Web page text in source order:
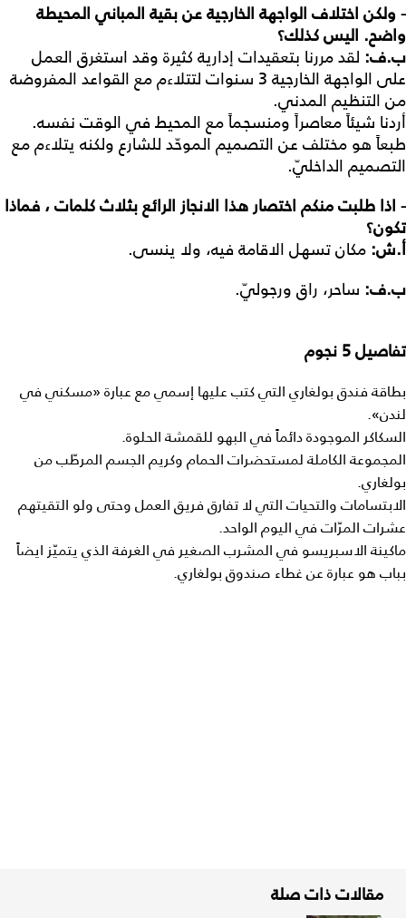
- ولكن اختلاف الواجهة الخارجية عن بقية المباني المحيطة
واضح. اليس كذلك؟
ب.ف: لقد مررنا بتعقيدات إدارية كثيرة وقد استغرق العمل
على الواجهة الخارجية 3 سنوات لتتلاءم مع القواعد المفروضة
من التنظيم المدني.
أردنا شيئاً معاصراً ومنسجماً مع المحيط في الوقت نفسه.
طبعاً هو مختلف عن التصميم الموحّد للشارع ولكنه يتلاءم مع
التصميم الداخليّ.
- اذا طلبت منكم اختصار هذا الانجاز الرائع بثلاث كلمات ، فماذا
تكون؟
أ.ش: مكان تسهل الاقامة فيه، ولا ينسى.
ب.ف: ساحر، راق ورجوليّ.
تفاصيل نجوم
بطاقة فندق بولغاري التي كتب عليها إسمي مع عبارة «مسكني في
لندن».
السكاكر الموجودة دائماً في البهو للقمشة الحلوة.
المجموعة الكاملة لمستحضرات الحمام وكريم الجسم المرطّب من
بولغاري.
الابتسامات والتحيات التي لا تفارق فريق العمل وحتى ولو التقيتهم
عشرات المرّات في اليوم الواحد.
ماكينة الاسبريسو في المشرب الصغير في الغرفة الذي يتميّز ايضاً
بباب هو عبارة عن غطاء صندوق بولغاري.
مقالات ذات صلة